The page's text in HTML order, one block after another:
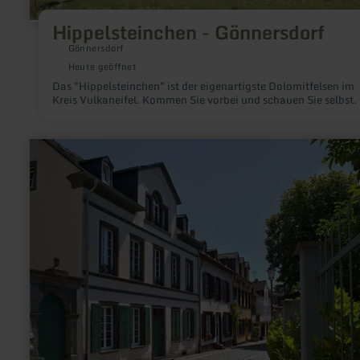
Hippelsteinchen - Gönnersdorf
Gönnersdorf
Heute geöffnet
Das "Hippelsteinchen" ist der eigenartigste Dolomitfelsen im
Kreis Vulkaneifel. Kommen Sie vorbei und schauen Sie selbst.
mehr
erfahren
zu:
Herrenstraße